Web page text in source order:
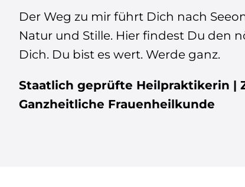
Der Weg zu mir führt Dich nach
Natur und Stille. Hier findest Du den
Dich. Du bist es wert. Werde ganz.
Staatlich geprüfte Heilpraktikerin |
Ganzheitliche Frauenheilkunde